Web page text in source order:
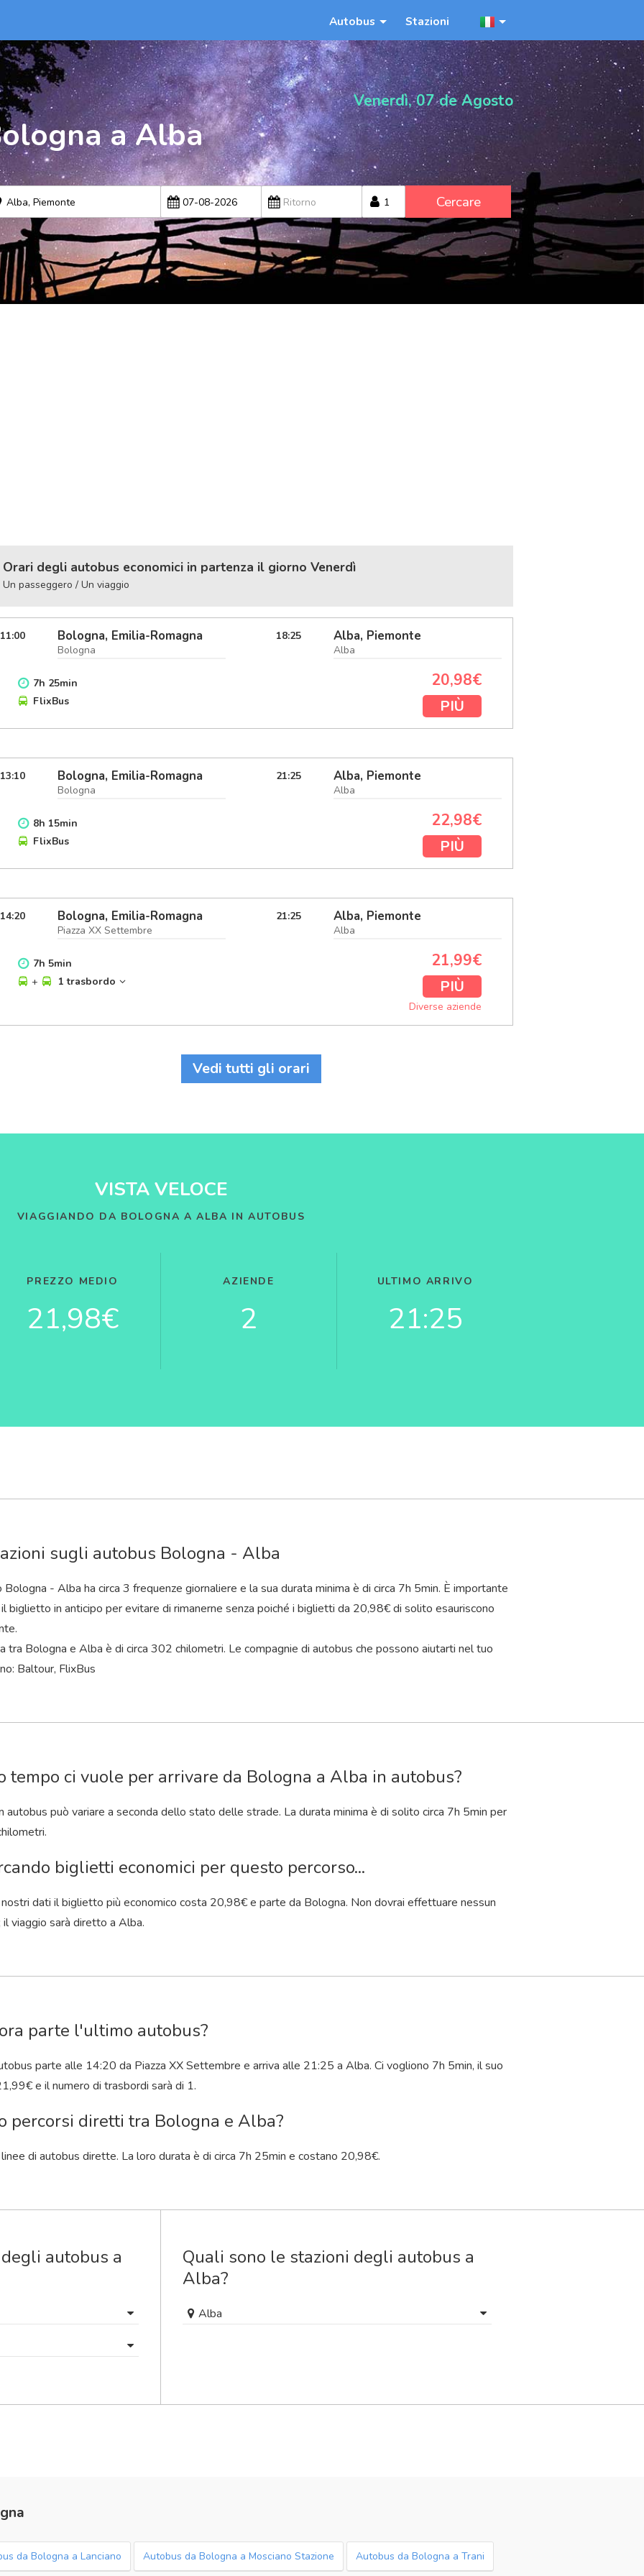
Autobus Stazioni
Venerdì, 07 de Agosto
a Alba
Cercare
Orari degli autobus economici in partenza il giorno Venerdì
Un passeggero / Un viaggio
11:00 Bologna, Emilia-Romagna
Bologna
18:25 Alba, Piemonte
Alba
7h 25min
FlixBus
20,98€
PIÙ
13:10 Bologna, Emilia-Romagna
Bologna
21:25 Alba, Piemonte
Alba
8h 15min
FlixBus
22,98€
PIÙ
14:20 Bologna, Emilia-Romagna
Piazza XX Settembre
21:25 Alba, Piemonte
Alba
7h 5min
+
1 trasbordo
21,99€
PIÙ
Diverse aziende
Vedi tutti gli orari
VISTA VELOCE
VIAGGIANDO DA BOLOGNA A ALBA IN AUTOBUS
PREZZO MEDIO
21,98€
AZIENDE
2
ULTIMO ARRIVO
21:25
sugli autobus Bologna - Alba
Bologna - Alba ha circa 3 frequenze giornaliere e la sua durata minima è di circa 7h 5min. È importante
biglietto in anticipo per evitare di rimanerne senza poiché i biglietti da 20,98€ di solito esauriscono
tra Bologna e Alba è di circa 302 chilometri. Le compagnie di autobus che possono aiutarti nel tuo
Baltour, FlixBus
tempo ci vuole per arrivare da Bologna a Alba in autobus?
autobus può variare a seconda dello stato delle strade. La durata minima è di solito circa 7h 5min per
biglietti economici per questo percorso...
dati il ​​biglietto più economico costa 20,98€ e parte da Bologna. Non dovrai effettuare nessun
viaggio sarà diretto a Alba.
parte l'ultimo autobus?
parte alle 14:20 da Piazza XX Settembre e arriva alle 21:25 a Alba. Ci vogliono 7h 5min, il suo
e il numero di trasbordi sarà di 1.
percorsi diretti tra Bologna e Alba?
di autobus dirette. La loro durata è di circa 7h 25min e costano 20,98€.
autobus a
Quali sono le stazioni degli autobus a
Alba?
Alba
da Bologna a Lanciano Autobus da Bologna a Mosciano Stazione Autobus da Bologna a Trani